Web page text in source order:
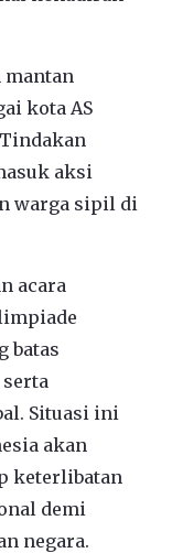
mantan
kota AS
aksi
warga sipil di
acara
batas
Situasi ini
akan
keterlibatan
demi
negara.